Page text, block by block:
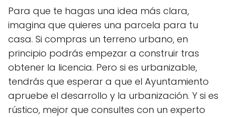
Para que te hagas una idea más clara,
imagina que quieres una parcela para tu
casa. Si compras un terreno urbano, en
principio podrás empezar a construir tras
obtener la licencia. Pero si es urbanizable,
tendrás que esperar a que el Ayuntamiento
apruebe el desarrollo y la urbanización. Y si es
rústico, mejor que consultes con un experto